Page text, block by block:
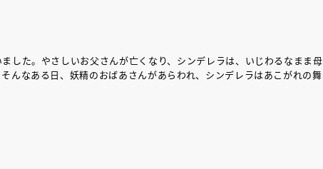
した。やさしいお父さんが亡くなり、シンデレラは、いじわるなまま母
んなある日、妖精のおばあさんがあらわれ、シンデレラはあこがれの舞